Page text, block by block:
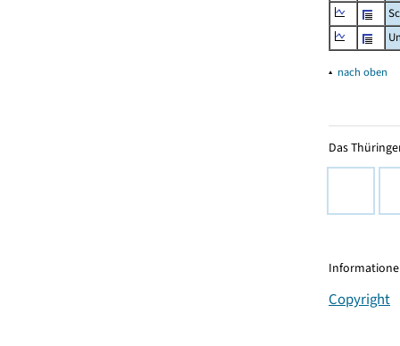
▴ nach oben
Das
Copyright